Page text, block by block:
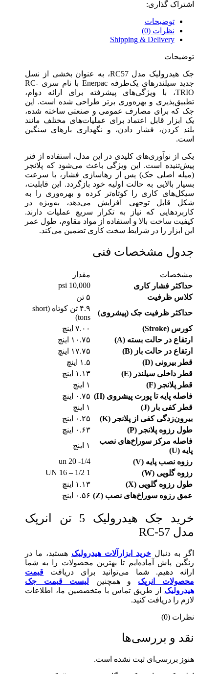
اشتراک گذاری:
توضیحات
نظرات (0)
Shipping & Delivery
توضیحات
جک هیدرولیک مدل RC57، به عنوان بخشی از نسل
جدید سیلندرهای یک‌طرفه Enerpac با نام سری RC-
TRIO، با ویژگی‌های پیشرفته برای ارائه دوام،
تطبیق‌پذیری و بهره‌وری برتر طراحی شده است. این
جک که برای مصارف عمومی و صنعتی ساخته شده،
یک ابزار قابل اعتماد برای عملیات‌های مختلف مانند
بلند کردن، فشار دادن، و نگهداری بارهای سنگین
است.
یکی از نوآوری‌های کلیدی در این مدل، استفاده از فنر
پیش‌تنیده است. این ویژگی باعث می‌شود که پلانجر
(میله اصلی جک) پس از رهاسازی فشار، با سرعت
بسیار بالایی به حالت اولیه خود بازگردد. این قابلیت،
سیکل‌های کاری را کوتاه‌تر کرده و بهره‌وری را به
شکل قابل توجهی افزایش می‌دهد، به‌ویژه در
کاربردهایی که نیاز به تکرار سریع عملیات دارند.
کیفیت ساخت بالا و استفاده از مواد مقاوم، طول عمر
این ابزار را در شرایط سخت کاری تضمین می‌کند.
جدول مشخصات فنی
مشخصات
مقدار
حداکثر فشار کاری
10,000 psi
کلاس ظرفیت
۵ تن
حداکثر ظرفیت جک (پیشروی)
۴.۹ تن کوتاه (short
tons)
کورس (Stroke)
۷.۰۰ اینچ
ارتفاع در حالت بسته (A)
۱۰.۷۵ اینچ
ارتفاع در حالت باز (B)
۱۷.۷۵ اینچ
قطر بیرونی (D)
۱.۵ اینچ
قطر داخلی سیلندر (E)
۱.۱۳ اینچ
قطر پلانجر (F)
۱ اینچ
فاصله پایه تا پورت پیشروی (H)
۰.۷۵ اینچ
قطر کفی بار (J)
۱ اینچ
بیرون‌زدگی کفی از پلانجر (K)
۰.۲۵ اینچ
طول رزوه پلانجر (P)
۰.۶۳ اینچ
فاصله مرکز سوراخ‌های نصب
پایه (U)
۱ اینچ
رزوه نصب پایه (V)
1/4- 20 un
رزوه گلویی (W)
1 1/2 – 16 UN
طول رزوه گلویی (X)
۱.۱۳ اینچ
عمق رزوه سوراخ‌های نصب (Z)
۰.۵۶ اینچ
خرید جک هیدرولیک 5 تن انرپک
مدل RC-57
اگر به دنبالخرید ابزارآلات هیدرولیک هستید، ما در
رنگین پاش آماده‌ایم تا بهترین محصولات را به شما
ارائه دهیم. شما می‌توانید برای دریافت قیمت
محصولات انرپک و همچنین لیست قیمت جک
هیدرولیک از طریق تماس با متخصصین ما، اطلاعات
لازم را دریافت کنید.
نظرات (0)
نقد و بررسی‌ها
هنوز بررسی‌ای ثبت نشده است.